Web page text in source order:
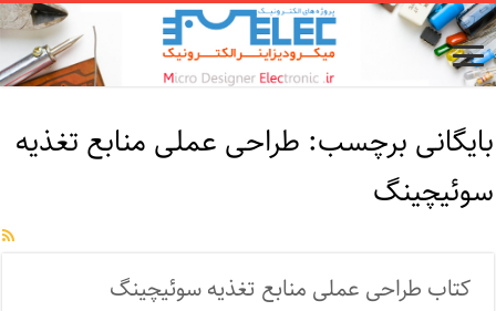
بایگانی برچسب: طراحی عملی منابع تغذیه
سوئیچینگ
کتاب طراحی عملی منابع تغذیه سوئیچینگ